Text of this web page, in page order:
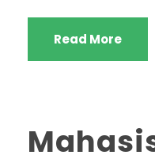
Read More